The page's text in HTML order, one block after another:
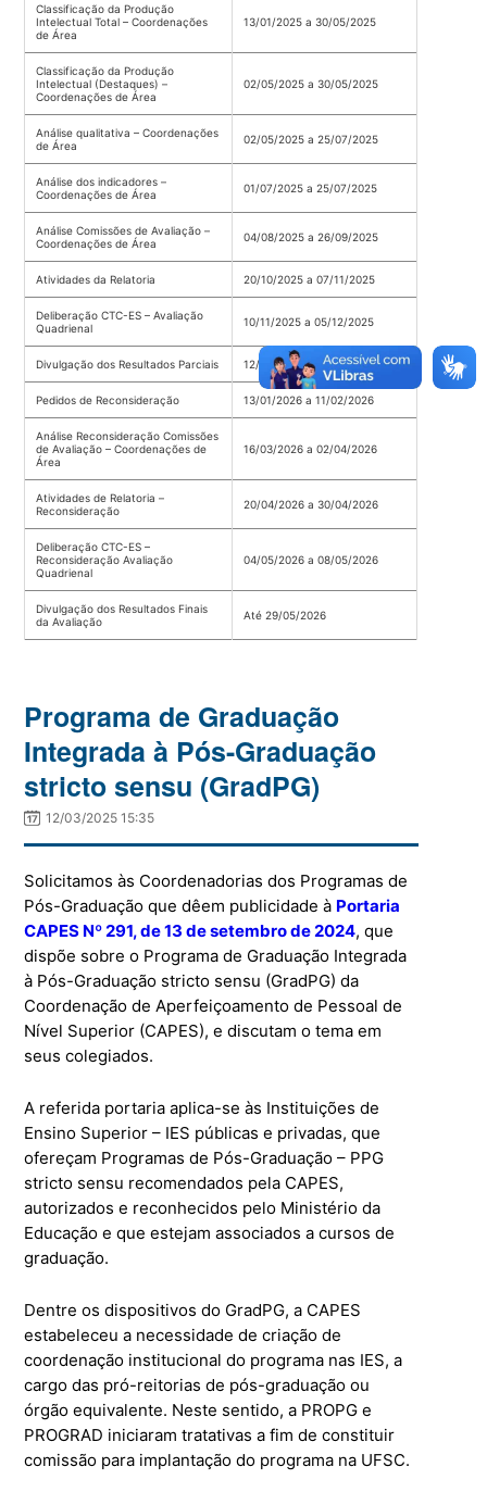
Classificação da Produção
Intelectual Total – Coordenações
de Área
13/01/2025 a 30/05/2025
Classificação da Produção
Intelectual (Destaques) –
Coordenações de Área
02/05/2025 a 30/05/2025
Análise qualitativa – Coordenações
de Área
02/05/2025 a 25/07/2025
Análise dos indicadores –
Coordenações de Área
01/07/2025 a 25/07/2025
Análise Comissões de Avaliação –
Coordenações de Área
04/08/2025 a 26/09/2025
Atividades da Relatoria 20/10/2025 a 07/11/2025
Deliberação CTC-ES – Avaliação
Quadrienal
10/11/2025 a 05/12/2025
Divulgação dos Resultados Parciais 12/01/2026
Pedidos de Reconsideração 13/01/2026 a 11/02/2026
Análise Reconsideração Comissões
de Avaliação – Coordenações de
Área
16/03/2026 a 02/04/2026
Atividades de Relatoria –
Reconsideração
20/04/2026 a 30/04/2026
Deliberação CTC-ES –
Reconsideração Avaliação
Quadrienal
04/05/2026 a 08/05/2026
Divulgação dos Resultados Finais
da Avaliação
Até 29/05/2026
Programa de Graduação
Integrada à Pós-Graduação
stricto sensu (GradPG)
12/03/2025 15:35
Solicitamos às Coordenadorias dos Programas de
Pós-Graduação que dêem publicidade à Portaria
CAPES Nº 291, de 13 de setembro de 2024, que
dispõe sobre o Programade Graduação Integrada
à Pós-Graduação stricto sensu (GradPG) da
Coordenação de Aperfeiçoamento de Pessoal de
Nível Superior (CAPES), e discutam o tema em
seus colegiados.
A referida portaria aplica-se às Instituições de
Ensino Superior – IES públicas e privadas, que
ofereçam Programas de Pós-Graduação – PPG
stricto sensu recomendados pela CAPES,
autorizados e reconhecidos pelo Ministério da
Educação e que estejam associados a cursos de
graduação.
Dentre os dispositivos do GradPG, a CAPES
estabeleceu a necessidade de criação de
coordenação institucional do programa nas IES, a
cargo das pró-reitorias de pós-graduação ou
órgão equivalente. Neste sentido, a PROPG e
PROGRAD iniciaram tratativas a fim de constituir
comissão para implantação do programa na UFSC.